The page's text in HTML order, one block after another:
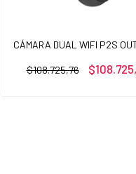
CÁMARA DUAL WIFI P2S
$108.725,76